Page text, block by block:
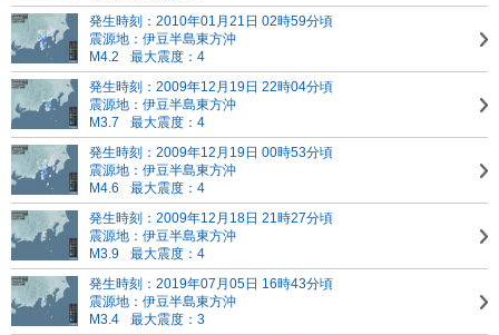
発生時刻：2010年01月21日 02時59分頃
震源地：伊豆半島東方沖
M4.2
最大震度：4
発生時刻：2009年12月19日 22時04分頃
震源地：伊豆半島東方沖
M3.7
最大震度：4
発生時刻：2009年12月19日 00時53分頃
震源地：伊豆半島東方沖
M4.6
最大震度：4
発生時刻：2009年12月18日 21時27分頃
震源地：伊豆半島東方沖
M3.9
最大震度：4
発生時刻：2019年07月05日 16時43分頃
震源地：伊豆半島東方沖
M3.4
最大震度：3